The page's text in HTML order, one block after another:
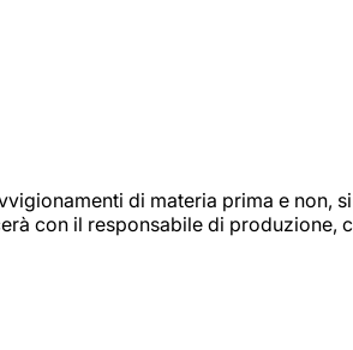
di materia prima e
con il responsabile di